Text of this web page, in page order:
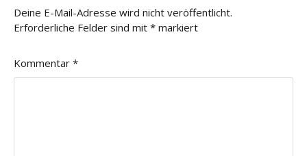
Deine E-Mail-Adresse wird nicht veröffentlicht.
Erforderliche Felder sind mit * markiert
Kommentar *